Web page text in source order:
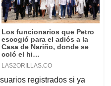
registrados si ya